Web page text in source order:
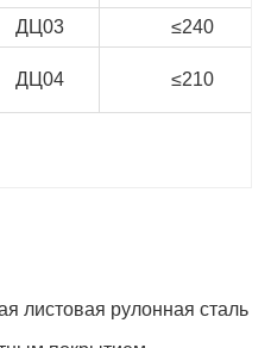
ДЦ03
≤240
ДЦ04 ≤210
листовая рулонная сталь